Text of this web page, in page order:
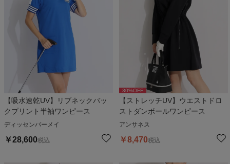
【吸水速乾UV】リブネックバッ
クプリント半袖ワンピース
ディッセンバーメイ
￥28,600税込
30%OFF
【ストレッチUV】ウエストドロ
ストダンボールワンピース
アンサネス
￥8,470税込